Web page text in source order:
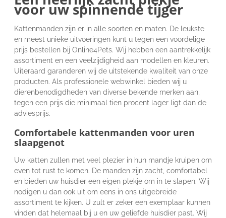
voor uw spinnende tijger
Kattenmanden zijn er in alle soorten en maten. De leukste
en meest unieke uitvoeringen kunt u tegen een voordelige
prijs bestellen bij Online4Pets. Wij hebben een aantrekkelijk
assortiment en een veelzijdigheid aan modellen en kleuren.
Uiteraard garanderen wij de uitstekende kwaliteit van onze
producten. Als professionele webwinkel bieden wij u
dierenbenodigdheden van diverse bekende merken aan,
tegen een prijs die minimaal tien procent lager ligt dan de
adviesprijs.
Comfortabele kattenmanden voor uren
slaapgenot
Uw katten zullen met veel plezier in hun mandje kruipen om
even tot rust te komen. De manden zijn zacht, comfortabel
en bieden uw huisdier een eigen plekje om in te slapen. Wij
nodigen u dan ook uit om eens in ons uitgebreide
assortiment te kijken. U zult er zeker een exemplaar kunnen
vinden dat helemaal bij u en uw geliefde huisdier past. Wij